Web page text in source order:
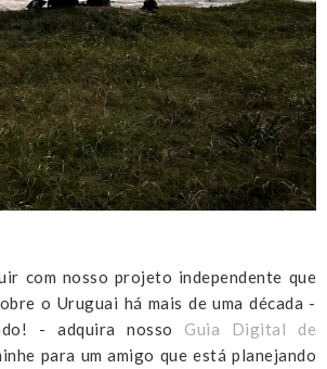
com nosso projeto independente que
o Uruguai há mais de uma década -
- adquira nosso Guia Digital de
para um amigo que está planejando